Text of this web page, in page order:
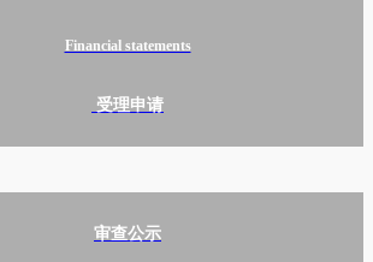
Financial statements
受理申请
审查公示